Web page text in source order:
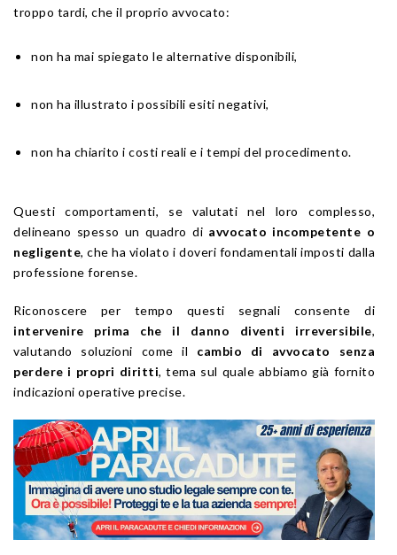
troppo tardi, che il proprio avvocato:
non ha mai spiegato le alternative disponibili,
non ha illustrato i possibili esiti negativi,
non ha chiarito i costi reali e i tempi del procedimento.
Questi comportamenti, se valutati nel loro complesso,
delineano spesso un quadro di avvocato incompetente o
negligente, che ha violato i doveri fondamentali imposti dalla
professione forense.
Riconoscere per tempo questi segnali consente di
intervenire prima che il danno diventi irreversibile,
valutando soluzioni come il cambio di avvocato senza
perdere i propri diritti, tema sul quale abbiamo già fornito
indicazioni operative precise.